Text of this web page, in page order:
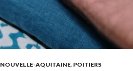
NOUVELLE-AQUITAINE, POITIERS